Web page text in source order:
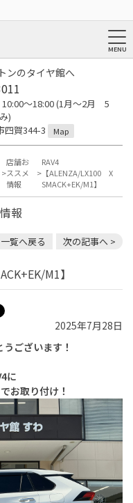
ンのタイヤ館へ
〜18:00 (1月〜2月 5
)
賀344-3
Map
店舗お
ススメ
情報
RAV4
【ALENZA/LX100 X
SMACK+EK/M1】
報
一覧へ戻る 次の記事へ >
M1】
2025年7月28日
ございます！
に
お取り付け！